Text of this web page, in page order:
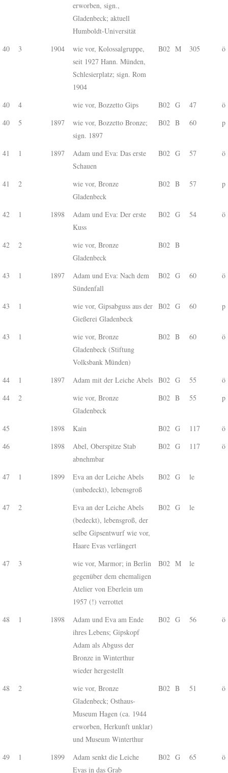
erworben, sign.,
Gladenbeck; aktuell
Humboldt-Universität
40 3 1904
wie vor, Kolossalgruppe,
seit 1927 Hann. Münden,
Schlesierplatz; sign. Rom
1904
B02 M 305 ö
40 4 wie vor, Bozzetto Gips B02 G 47
ö
40
5 1897
wie vor, Bozzetto Bronze;
sign. 1897
B02 B 60 p
41 1 1897
Adam und Eva: Das erste
Schauen
B02 G 57 ö
41 2
wie vor, Bronze
Gladenbeck
B02 B 57 p
42 1 1898
Adam und Eva: Der erste
Kuss
B02 G 54 ö
42 2
wie vor, Bronze
Gladenbeck
B02 B
43 1 1897
Adam und Eva: Nach dem
Sündenfall
B02 G 60 ö
43 1
wie vor, Gipsabguss aus der
Gießerei Gladenbeck
B02 G 60 p
43 1
wie vor, Bronze
Gladenbeck (Stiftung
Volksbank Münden)
B02 B 60 ö
44 1 1897 Adam mit der Leiche Abels B02 G 55
ö
44
2
wie vor, Bronze
Gladenbeck
B02 B 55 p
45 1898 Kain B02 G 117
ö
46
1898
Abel, Oberspitze Stab
abnehmbar
B02 G 117 ö
47 1 1899
Eva an der Leiche Abels
(unbedeckt), lebensgroß
B02 G le
47 2
Eva an der Leiche Abels
(bedeckt), lebensgroß, der
selbe Gipsentwurf wie vor,
Haare Evas verlängert
B02 G le
47 3
wie vor, Marmor; in Berlin
gegenüber dem ehemaligen
Atelier von Eberlein um
1957 (!) verrottet
B02 M le
48 1 1898
Adam und Eva am Ende
ihres Lebens; Gipskopf
Adam als Abguss der
Bronze in Winterthur
wieder hergestellt
B02 G 56 ö
48 2
wie vor, Bronze
Gladenbeck; Osthaus-
Museum Hagen (ca. 1944
erworben, Herkunft unklar)
und Museum Winterthur
B02 B 51 ö
49 1 1899
Adam senkt die Leiche
Evas in das Grab
B02 G 65 ö